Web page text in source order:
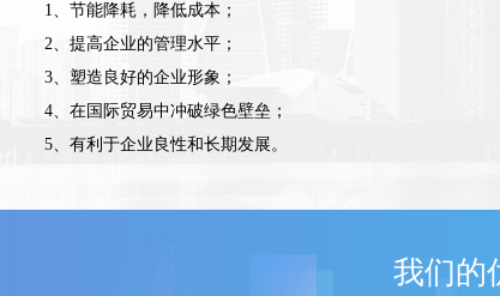
1、节能降耗，降低成本；
2、提高企业的管理水平；
3、塑造良好的企业形象；
4、在国际贸易中冲破绿色壁垒；
5、有利于企业良性和长期发展。
我们的